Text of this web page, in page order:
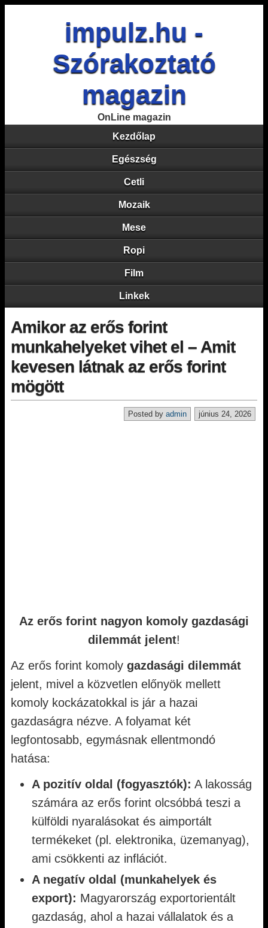
impulz.hu -
Szórakoztató
magazin
OnLine magazin
Kezdőlap
Egészség
Cetli
Mozaik
Mese
Ropi
Film
Linkek
Amikor az erős forint
munkahelyeket vihet el – Amit
kevesen látnak az erős forint
mögött
június 24, 2026
Posted by admin
Az erős forint nagyon komoly gazdasági
dilemmát jelent!
Az erős forint komoly gazdasági dilemmát
jelent, mivel a közvetlen előnyök mellett
komoly kockázatokkal is jár a hazai
gazdaságra nézve. A folyamat két
legfontosabb, egymásnak ellentmondó
hatása:
A pozitív oldal (fogyasztók): A lakosság
számára az erős forint olcsóbbá teszi a
külföldi nyaralásokat és aimportált
termékeket (pl. elektronika, üzemanyag),
ami csökkenti az inflációt.
A negatív oldal (munkahelyek és
export): Magyarország exportorientált
gazdaság, ahol a hazai vállalatok és a